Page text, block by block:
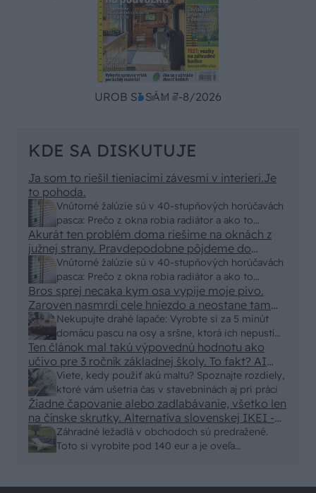
UROB SI SÁM 7-8/2026
KDE SA DISKUTUJE
Vnútorné žalúzie sú v 40-stupňových horúčavách
pasca: Prečo z okna robia radiátor a ako to
vyriešiť za pár eur?
Ja som to riešil tieniacimi závesmi v interieri.Je
to pohoda.
Vnútorné žalúzie sú v 40-stupňových horúčavách
pasca: Prečo z okna robia radiátor a ako to
vyriešiť za pár eur?
Akurát ten problém doma riešime na oknách z
južnej strany. Pravdepodobne pôjdeme do
vonkajšieho tienenia na spôsob markízy
250x150cm. Čínsky predajcovia idú okolo 100
eur kus.
Nekupujte drahé lapače: Vyrobte si za 5 minút
domácu pascu na osy a sršne, ktorá ich nepustí
von
Bros sprej necaka kym osa vypije moje pivo.
Zaroven nasmrdi cele hniezdo a neostane tam
nic zive. Vasa pasca naucinke moc efektivne.
Skor pritiahne slimaky
Viete, kedy použiť akú maltu? Spoznajte rozdiely,
ktoré vám ušetria čas v stavebninách aj pri práci
Ten článok mal takú výpovednú hodnotu ako
učivo pre 3 ročník základnej školy. To fakt? AI
alebo nejaka kniha z VŠ? Dnešné rychlotvrdnuce
malty - pevnosť 40 Mpa a doba schnutia tak 15
minut , k tomu vodotesné s kryštálikou. A rozdiel
- schnutie a zretie. Nič?
Záhradné ležadlá v obchodoch sú predražené.
Toto si vyrobíte pod 140 eur a je oveľa
Žiadne čapovanie alebo zadlabávanie, všetko len
na čínske skrutky. Alternatíva slovenskej IKEI -
čo sa týka pevnosti. Autor si nedal veľa námahy s
remeselným spracovaním, škoda. No lepšie než